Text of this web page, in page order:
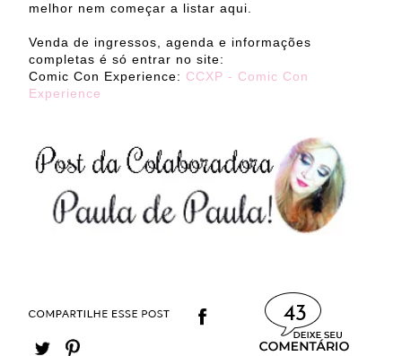
melhor nem começar a listar aqui.
Venda de ingressos, agenda e informações
completas é só entrar no site:
Comic Con Experience: CCXP - Comic Con
Experience
43